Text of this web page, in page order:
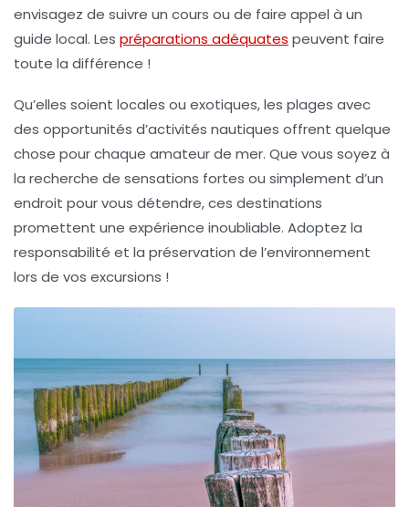
envisagez de suivre un cours ou de faire appel à un
guide local. Les préparations adéquates peuvent faire
toute la différence !
Qu’elles soient locales ou exotiques, les plages avec
des opportunités d’activités nautiques offrent quelque
chose pour chaque amateur de mer. Que vous soyez à
la recherche de sensations fortes ou simplement d’un
endroit pour vous détendre, ces destinations
promettent une expérience inoubliable. Adoptez la
responsabilité et la préservation de l’environnement
lors de vos excursions !